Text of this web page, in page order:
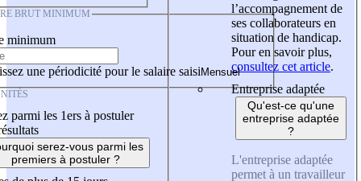
BRUT MINIMUM
minimum
une périodicité pour le salaire saisi
parmi les 1ers à postuler
serez-vous parmi les
premiers à postuler ?
l’accompagnement de
ses collaborateurs en
situation de handicap.
Pour en savoir plus,
consultez cet article.
Entreprise adaptée
Qu'est-ce qu'une
entreprise adaptée
?
L'entreprise adaptée
permet à un travailleur